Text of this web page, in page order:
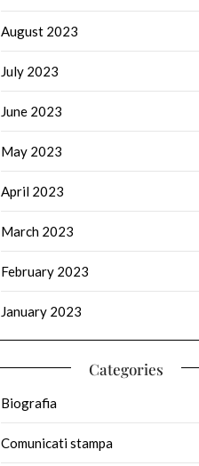
August 2023
July 2023
June 2023
May 2023
April 2023
March 2023
February 2023
January 2023
Categories
Biografia
Comunicati stampa